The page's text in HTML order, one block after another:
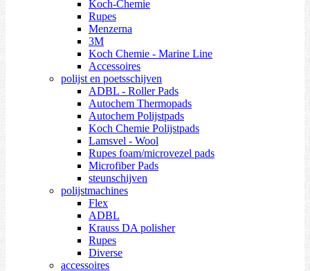
Koch-Chemie
Rupes
Menzerna
3M
Koch Chemie - Marine Line
Accessoires
polijst en poetsschijven
ADBL - Roller Pads
Autochem Thermopads
Autochem Polijstpads
Koch Chemie Polijstpads
Lamsvel - Wool
Rupes foam/microvezel pads
Microfiber Pads
steunschijven
polijstmachines
Flex
ADBL
Krauss DA polisher
Rupes
Diverse
accessoires